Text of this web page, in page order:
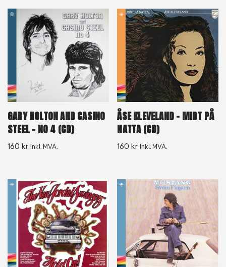
GARY HOLTON AND CASINO
STEEL – NO 4 (CD)
160 kr Inkl. MVA.
ÅSE KLEVELAND – MIDT PÅ
NATTA (CD)
160kr Inkl. MVA.